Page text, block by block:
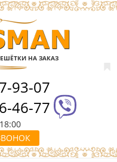
НА ЗАКАЗ
93-07
46-77